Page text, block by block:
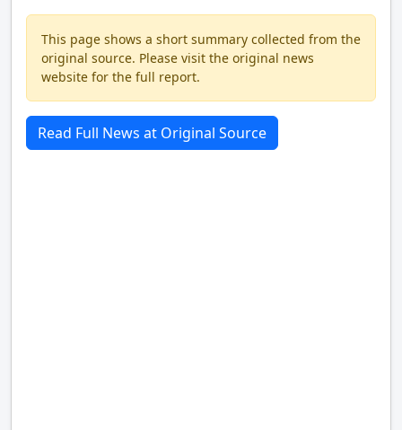
This page shows a short summary collected from the
original source. Please visit the original news
website for the full report.
Read Full News at Original Source